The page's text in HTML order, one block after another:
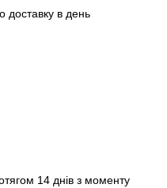
доставку в день
14 днів з моменту